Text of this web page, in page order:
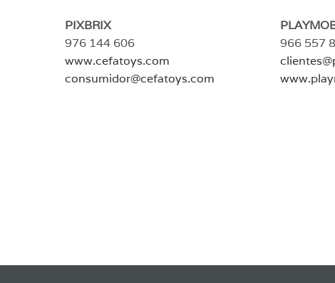
PIXBRIX
976 144 606
www.cefatoys.com
consumidor@cefatoys.com
966 557